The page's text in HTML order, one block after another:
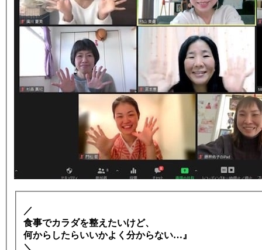
／
食事でカラダを整えたいけど、
何からしたらいいかよく分からない…』
＼